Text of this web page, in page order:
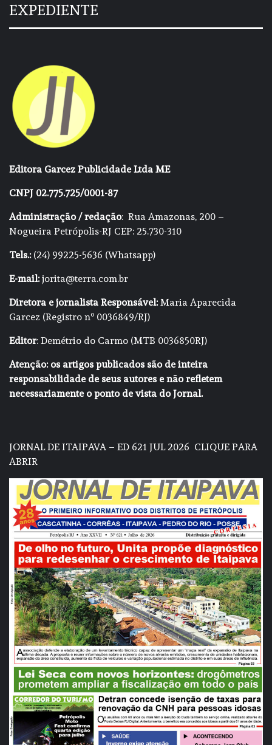
EXPEDIENTE
Editora Garcez Publicidade Ltda ME
CNPJ 02.775.725/0001-87
Administração / redação: Rua Amazonas, 200 –
Nogueira Petrópolis-RJ CEP: 25.730-310
Tels.:(24) 99225-5636 (Whatsapp)
E-mail:jorita@terra.com.br
Diretora e jornalista Responsável:Maria Aparecida
Garcez (Registro nº 0036849/RJ)
Editor: Demétrio do Carmo (MTB 0036850RJ)
Atenção: os artigos publicados são de inteira
responsabilidade de seus autores e não refletem
necessariamente o ponto de vista do Jornal.
JORNAL DE ITAIPAVA – ED 621 JUL 2026 CLIQUE PARA
ABRIR